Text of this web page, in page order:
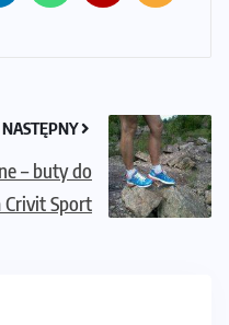
NASTĘPNY
– buty do
Crivit Sport